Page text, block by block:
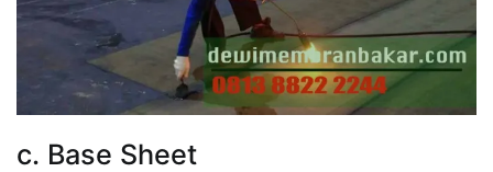
c. Base Sheet